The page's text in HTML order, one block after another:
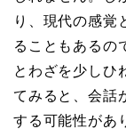
り、現代の感覚
ることもあるの
とわざを少しひ
てみると、会話
する可能性があ